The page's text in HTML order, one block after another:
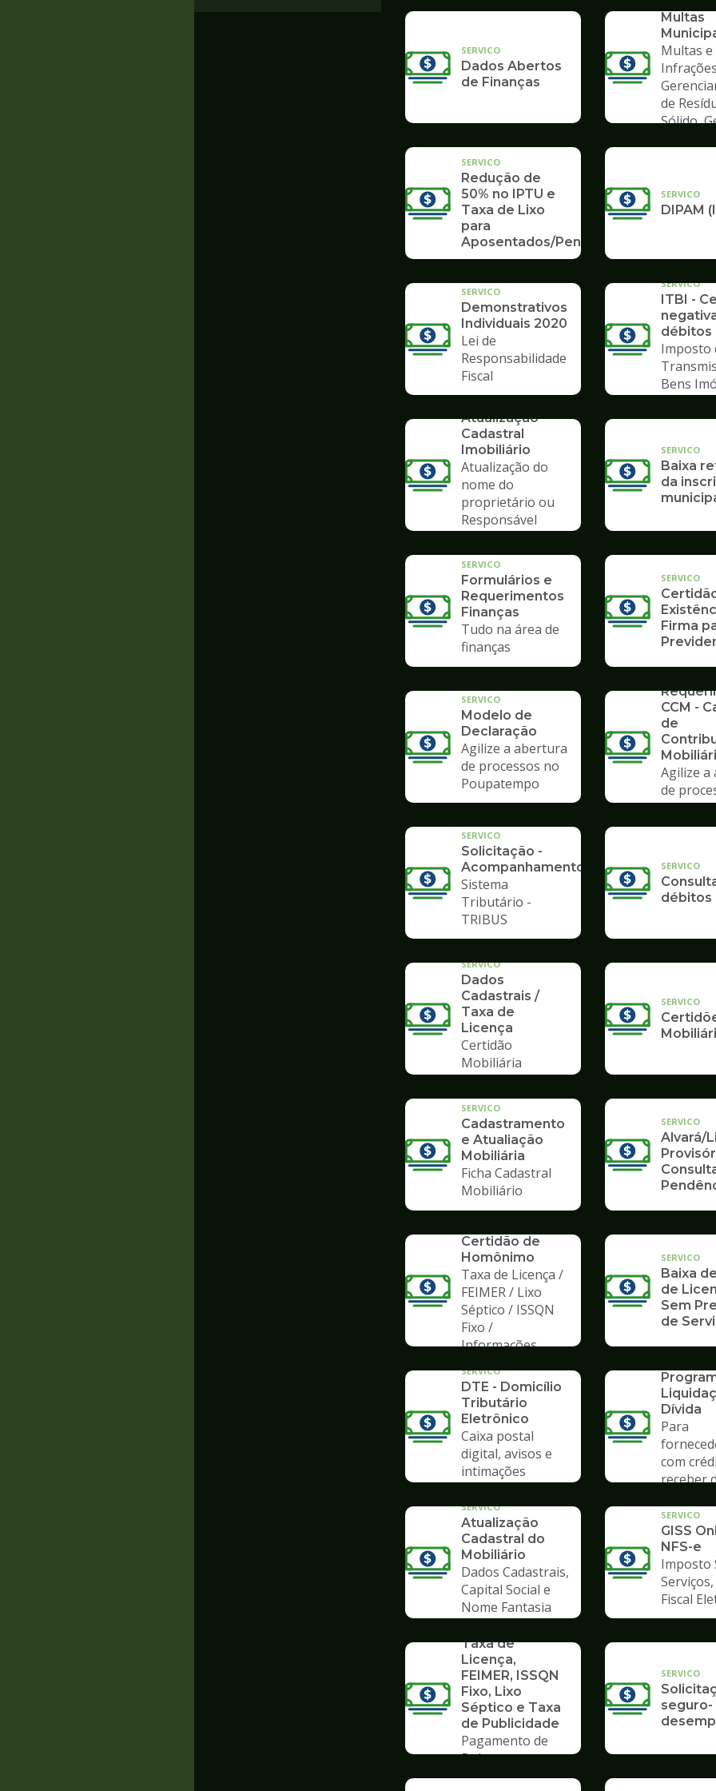
SERVICO
Dados Abertos
de Finanças
Multas
Multas e
de
Sólido,
SERVICO
Redução de
50% no IPTU e
Taxa de Lixo
para
Aposentados/Pensionistas
SERVICO
DIPAM
SERVICO
Demonstrativos
Individuais 2020
Lei de
Responsabilidade
Fiscal
SERVICO
ITBI -
débitos
Imposto
Bens
Atualização
Cadastral
Imobiliário
Atualização do
nome do
proprietário ou
Responsável
SERVICO
Baixa
da
SERVICO
Formulários e
Requerimentos
Finanças
Tudo na área de
finanças
SERVICO
Firma
SERVICO
Modelo de
Declaração
Agilize a abertura
de processos no
Poupatempo
CCM -
de
Agilize
de
SERVICO
Solicitação -
Acompanhamento
Sistema
Tributário -
TRIBUS
SERVICO
débitos
SERVICO
Dados
Cadastrais /
Taxa de
Licença
Certidão
Mobiliária
SERVICO
SERVICO
Cadastramento
e Atualiação
Mobiliária
Ficha Cadastral
Mobiliário
SERVICO
Alvará/
Certidão de
Homônimo
Taxa de Licença /
FEIMER / Lixo
Séptico / ISSQN
Fixo /
Informações
SERVICO
Baixa
de
Sem
de
SERVICO
DTE - Domicílio
Tributário
Eletrônico
Caixa postal
digital, avisos e
intimações
SERVICO
Dívida
Para
com
receber
SERVICO
Atualização
Cadastral do
Mobiliário
Dados Cadastrais,
Capital Social e
Nome Fantasia
SERVICO
GISS
NFS-e
Imposto
Fiscal
Taxa de
Licença,
FEIMER, ISSQN
Fixo, Lixo
Séptico e Taxa
de Publicidade
Pagamento de
Boleto
SERVICO
seguro-